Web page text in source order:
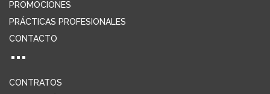
PROMOCIONES
PRÁCTICAS PROFESIONALES
CONTACTO
CONTRATOS